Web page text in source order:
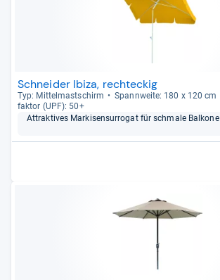
Schneider Ibiza, rechteckig
Typ: Mit­tel­mast­schirm Spann­weite: 180 x 120 cm
fak­tor (UPF): 50+
Attrak­ti­ves Mar­ki­sen­sur­ro­gat für schmale Bal­kone